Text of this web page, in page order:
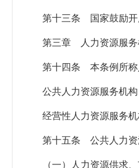
第十三条 国家鼓励开
第三章 人力资源服务
第十四条 本条例所称
公共人力资源服务机
经营性人力资源服务
第十五条 公共人力资
（一）人力资源供求